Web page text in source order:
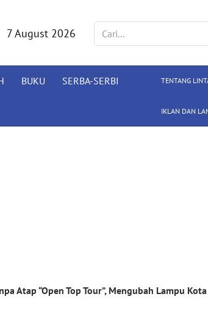
7 August 2026
BUKU SERBA-SERBI TENTANG
IKLAN DAN
Atap “Open Top Tour”, Mengubah Lampu Kota